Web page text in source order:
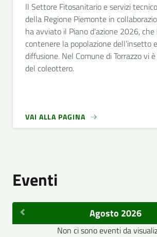
Il Settore Fitosanitario e servizi
della Regione Piemonte in
ha avviato il Piano d'azione 2026, che
contenere la popolazione dell’insetto
diffusione. Nel Comune di Torrazzo vi
del coleottero.
VAI ALLA PAGINA
Eventi
Agosto 2026
Non ci sono eventi da